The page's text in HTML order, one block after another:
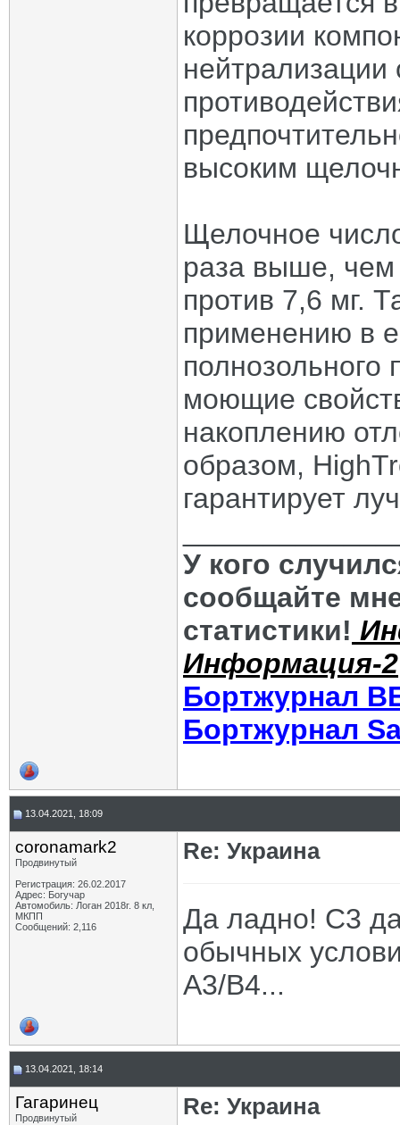
коррозии
высоким
Щелочное
раза выше, чем
против 7,6 мг.
применению в
полнозольного
моющие
накоплению
образом,
гарантирует
У кого
сообщайте
статистики!
Информация-2
Бортжурнал
Бортжурнал
13.04.2021, 18:09
coronamark2
Продвинутый
Регистрация: 26.02.2017
Адрес: Богучар
Автомобиль: Логан 2018г. 8 кл,
МКПП
Сообщений: 2,116
Re: Украина
Да ладно! С3
обычных
А3/В4...
13.04.2021, 18:14
Гагаринец
Продвинутый Re: Украина